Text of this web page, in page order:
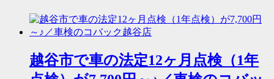
越谷市で車の法定12ヶ月点検（1年